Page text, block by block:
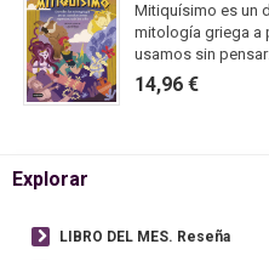
Mitiquísimo es un
mitología griega a
usamos sin
14,96 €
Explorar
LIBRO DEL MES. Reseña